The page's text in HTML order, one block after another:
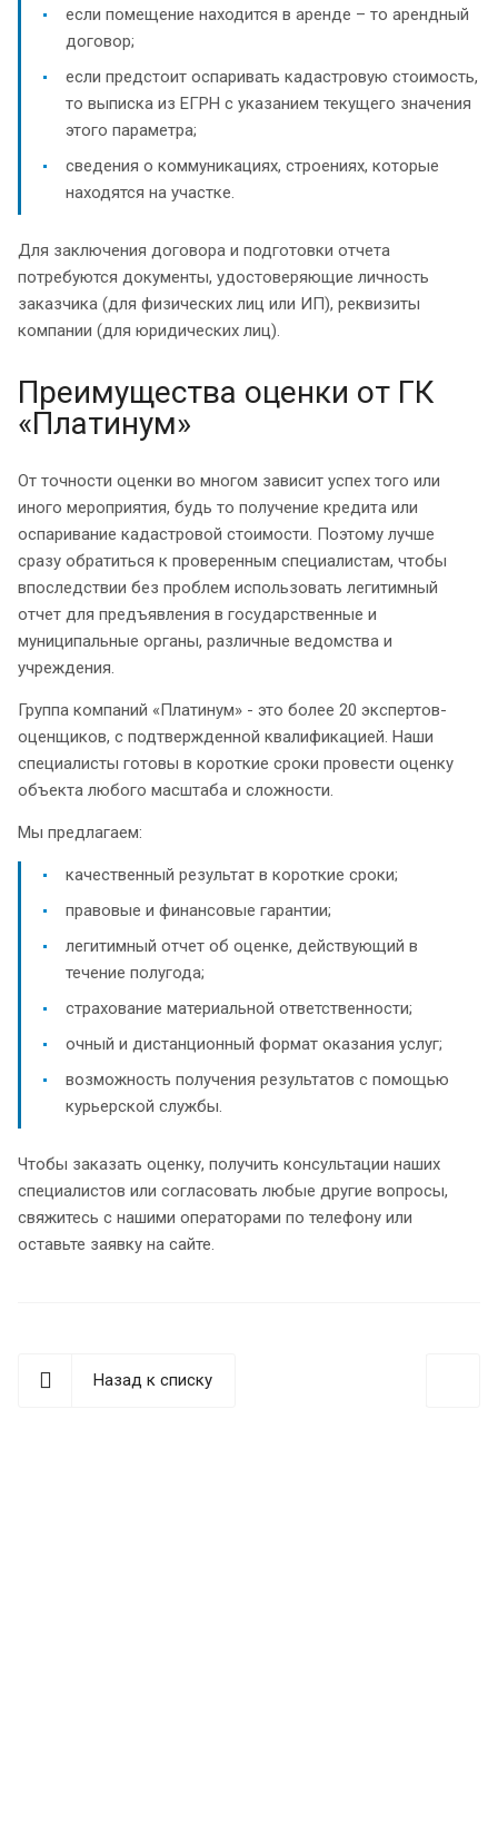
если помещение находится в аренде – то арендный
договор;
если предстоит оспаривать кадастровую стоимость,
то выписка из ЕГРН с указанием текущего значения
этого параметра;
сведения о коммуникациях, строениях, которые
находятся на участке.
Для заключения договора и подготовки отчета
потребуются документы, удостоверяющие личность
заказчика (для физических лиц или ИП), реквизиты
компании (для юридических лиц).
Преимущества оценки от ГК
«Платинум»
От точности оценки во многом зависит успех того или
иного мероприятия, будь то получение кредита или
оспаривание кадастровой стоимости. Поэтому лучше
сразу обратиться к проверенным специалистам, чтобы
впоследствии без проблем использовать легитимный
отчет для предъявления в государственные и
муниципальные органы, различные ведомства и
учреждения.
Группа компаний «Платинум» - это более 20 экспертов-
оценщиков, с подтвержденной квалификацией. Наши
специалисты готовы в короткие сроки провести оценку
объекта любого масштаба и сложности.
Мы предлагаем:
качественный результат в короткие сроки;
правовые и финансовые гарантии;
легитимный отчет об оценке, действующий в
течение полугода;
страхование материальной ответственности;
очный и дистанционный формат оказания услуг;
возможность получения результатов с помощью
курьерской службы.
Чтобы заказать оценку, получить консультации наших
специалистов или согласовать любые другие вопросы,
свяжитесь с нашими операторами по телефону или
оставьте заявку на сайте.
Назад к списку